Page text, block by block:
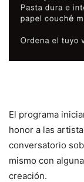
El programa
honor a las
conversatorio
mismo con
creación.